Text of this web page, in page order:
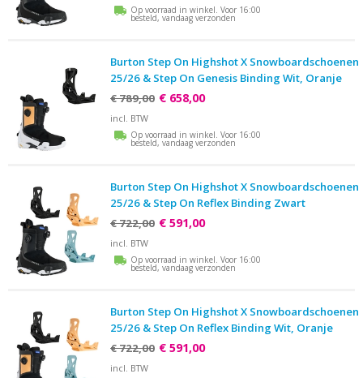
Op voorraad in winkel. Voor 16:00
besteld, vandaag verzonden
Burton Step On Highshot X Snowboardschoenen
25/26 & Step On Genesis Binding Wit, Oranje
€ 789,00 € 658,00
incl. BTW
Op voorraad in winkel. Voor 16:00
besteld, vandaag verzonden
Burton Step On Highshot X Snowboardschoenen
25/26 & Step On Reflex Binding Zwart
€ 722,00 € 591,00
incl. BTW
Op voorraad in winkel. Voor 16:00
besteld, vandaag verzonden
Burton Step On Highshot X Snowboardschoenen
25/26 & Step On Reflex Binding Wit, Oranje
€ 722,00 € 591,00
incl. BTW